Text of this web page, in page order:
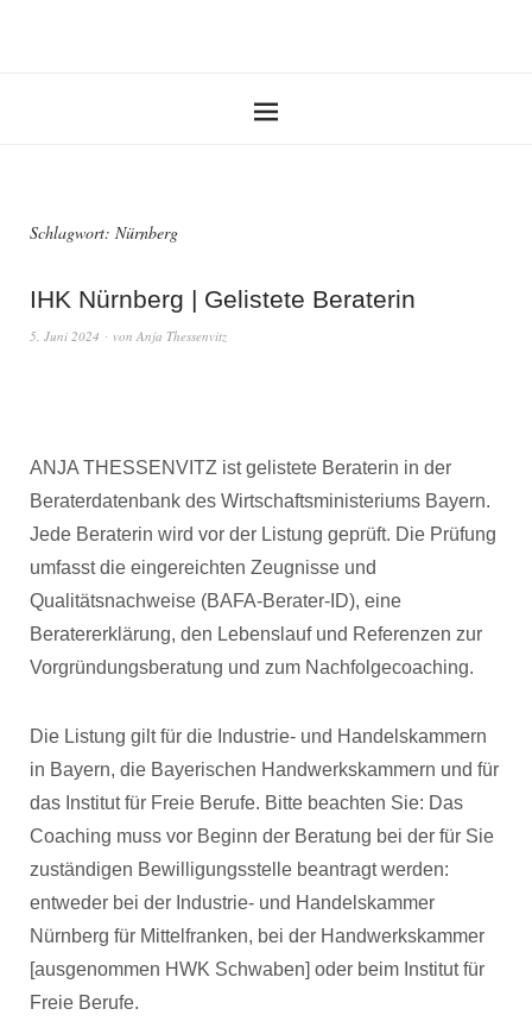
Schlagwort: Nürnberg
IHK Nürnberg | Gelistete Beraterin
5. Juni 2024 von Anja Thessenvitz
ANJA THESSENVITZ ist gelistete Beraterin in der
Beraterdatenbank des Wirtschaftsministeriums Bayern.
Jede Beraterin wird vor der Listung geprüft. Die Prüfung
umfasst die eingereichten Zeugnisse und
Qualitätsnachweise (BAFA-Berater-ID), eine
Beratererklärung, den Lebenslauf und Referenzen zur
Vorgründungsberatung und zum Nachfolgecoaching.
Die Listung gilt für die Industrie- und Handelskammern
in Bayern, die Bayerischen Handwerkskammern und für
das Institut für Freie Berufe. Bitte beachten Sie: Das
Coaching muss vor Beginn der Beratung bei der für Sie
zuständigen Bewilligungsstelle beantragt werden:
entweder bei der Industrie- und Handelskammer
Nürnberg für Mittelfranken, bei der Handwerkskammer
[ausgenommen HWK Schwaben] oder beim Institut für
Freie Berufe.